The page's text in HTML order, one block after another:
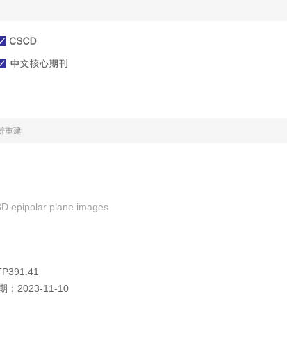
重建
epipolar plane images
： 2023-11-10